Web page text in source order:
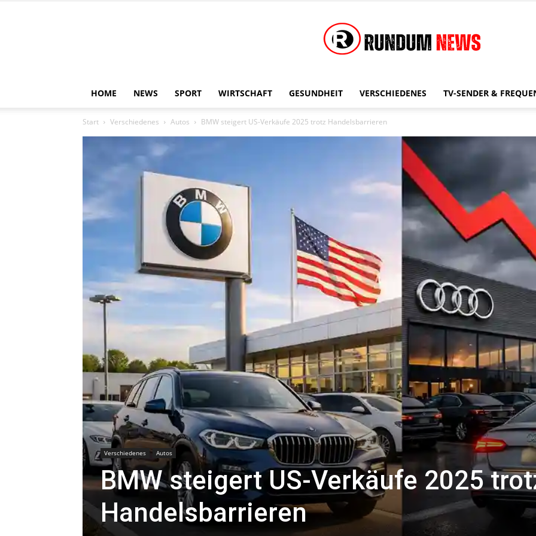
News
HOME NEWS SPORT WIRTSCHAFT GESUNDHEIT VERSCHIEDENES TV-SENDER &
Start Verschiedenes Autos BMW steigert US-Verkäufe 2025 trotz Handelsbarrieren
Verschiedenes Autos
BMW steigert US-Verkäufe 2025
Handelsbarrieren